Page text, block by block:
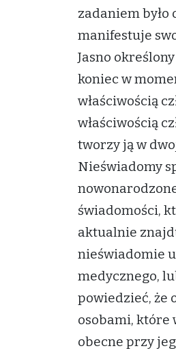
zadaniem było
manifestuje
Jasno
koniec w
właściwością
właściwością
tworzy ją w
Nieświadomy
świadomości,
aktualnie
nieświadomie
medycznego,
powiedzieć, że
osobami, które
obecne przy